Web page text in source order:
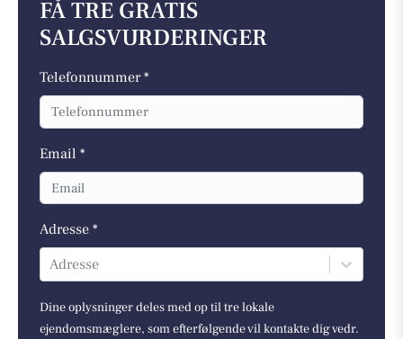
FÅ TRE GRATIS
SALGSVURDERINGER
Telefonnummer *
Email *
Adresse *
Adresse
Dine oplysninger deles med op til tre lokale
ejendomsmæglere, som efterfølgende vil kontakte dig vedr.